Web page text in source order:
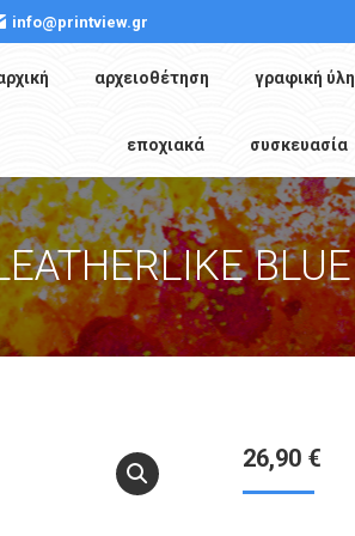
info@printview.gr
αρχειοθέτηση γραφική ύλη
εποχιακά συσκευασία
BLUE
26,90 €